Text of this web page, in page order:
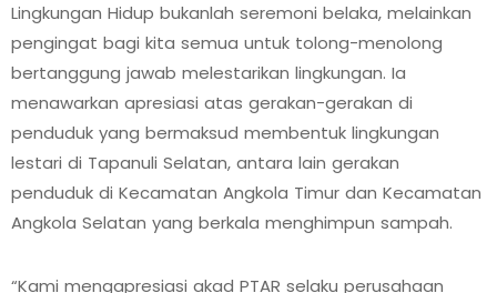
Lingkungan Hidup bukanlah seremoni belaka, melainkan
pengingat bagi kita semua untuk tolong-menolong
bertanggung jawab melestarikan lingkungan. Ia
menawarkan apresiasi atas gerakan-gerakan di
penduduk yang bermaksud membentuk lingkungan
lestari di Tapanuli Selatan, antara lain gerakan
penduduk di Kecamatan Angkola Timur dan Kecamatan
Angkola Selatan yang berkala menghimpun sampah.
“Kami mengapresiasi akad PTAR selaku perusahaan